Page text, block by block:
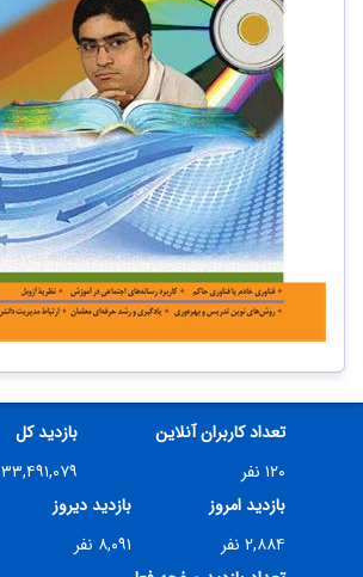
تعداد کاربران آنلاین
۱۲۰ نفر
بازدید کل
۳۳,۴۹۱,۰۷۹ نفر
بازدید امروز
۲,۸۸۴ نفر
بازدید دیروز
۸,۰۹۱ نفر